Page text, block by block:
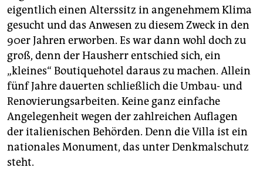
eigentlich einen Alterssitz in angenehmem Klima
gesucht und das Anwesen zu diesem Zweck in den
90er Jahren erworben. Es war dann wohl doch zu
groß, denn der Hausherr entschied sich, ein
„kleines“ Boutiquehotel daraus zu machen. Allein
fünf Jahre dauerten schließlich die Umbau- und
Renovierungsarbeiten. Keine ganz einfache
Angelegenheit wegen der zahlreichen Auflagen
der italienischen Behörden. Denn die Villa ist ein
nationales Monument, das unter Denkmalschutz
steht.